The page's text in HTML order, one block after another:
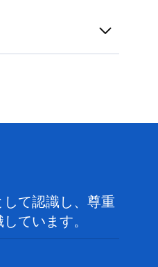
て認識し、尊重
ています。